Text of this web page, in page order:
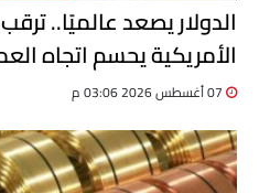
الدولار يصعد عالميًا..
الأمريكية يحسم اتجاه